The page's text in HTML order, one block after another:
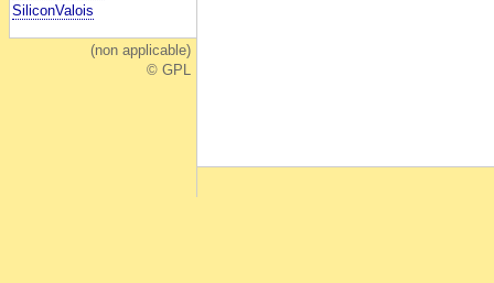
SiliconValois
(non applicable)
© GPL